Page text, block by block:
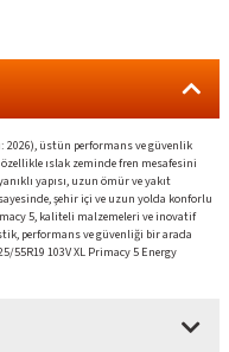
2026), üstün performans ve güvenlik
ıslak zeminde fren mesafesini
yapısı, uzun ömür ve yakıt
şehir içi ve uzun yolda konforlu
5, kaliteli malzemeleri ve inovatif
performans ve güvenliği bir arada
103V XL Primacy 5 Energy